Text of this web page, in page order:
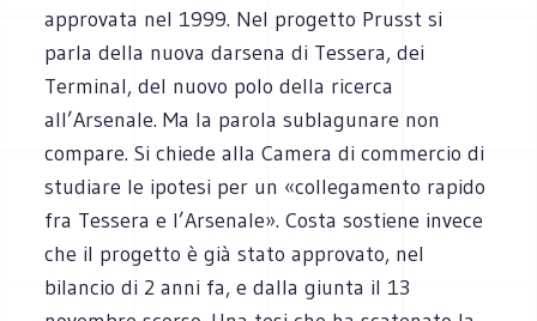
approvata nel 1999. Nel progetto Prusst si
parla della nuova darsena di Tessera, dei
Terminal, del nuovo polo della ricerca
all’Arsenale. Ma la parola sublagunare non
compare. Si chiede alla Camera di commercio di
studiare le ipotesi per un «collegamento rapido
fra Tessera e l’Arsenale». Costa sostiene invece
che il progetto è già stato approvato, nel
bilancio di 2 anni fa, e dalla giunta il 13